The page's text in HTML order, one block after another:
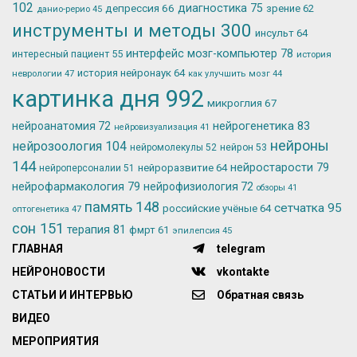
102 данио-рерио 45 депрессия 66 диагностика 75 зрение 62
инструменты и методы 300 инсульт 64
интересный пациент 55 интерфейс мозг-компьютер 78 история
неврологии 47 история нейронаук 64 как улучшить мозг 44
картинка дня 992 микроглия 67
нейроанатомия 72 нейровизуализация 41 нейрогенетика 83
нейрозоология 104 нейромолекулы 52 нейрон 53 нейроны
144 нейроперсоналии 51 нейроразвитие 64 нейростарости 79
нейрофармакология 79 нейрофизиология 72 обзоры 41
оптогенетика 47 память 148 российские учёные 64 сетчатка 95
сон 151 терапия 81 фмрт 61 эпилепсия 45
ГЛАВНАЯ
НЕЙРОНОВОСТИ
СТАТЬИ И ИНТЕРВЬЮ
ВИДЕО
МЕРОПРИЯТИЯ
telegram
vkontakte
Обратная связь